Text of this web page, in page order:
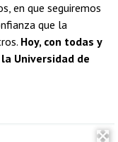
en que seguiremos
que la
Hoy, con todas y
Universidad de